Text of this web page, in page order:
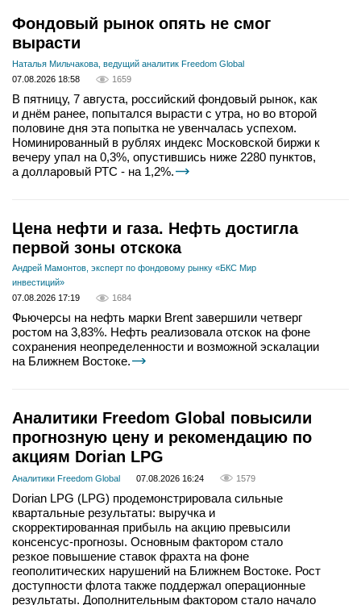
Фондовый рынок опять не смог
вырасти
Наталья Мильчакова, ведущий аналитик Freedom Global
07.08.2026 18:58
1659
В пятницу, 7 августа, российский фондовый рынок, как
и днём ранее, попытался вырасти с утра, но во второй
половине дня эта попытка не увенчалась успехом.
Номинированный в рублях индекс Московской биржи к
вечеру упал на 0,3%, опустившись ниже 2280 пунктов,
а долларовый РТС - на 1,2%.
Цена нефти и газа. Нефть достигла
первой зоны отскока
Андрей Мамонтов, эксперт по фондовому рынку «БКС Мир
инвестиций»
07.08.2026 17:19
1684
Фьючерсы на нефть марки Brent завершили четверг
ростом на 3,83%. Нефть реализовала отскок на фоне
сохранения неопределенности и возможной эскалации
на Ближнем Востоке.
Аналитики Freedom Global повысили
прогнозную цену и рекомендацию по
акциям Dorian LPG
Аналитики Freedom Global 07.08.2026 16:24 1579
Dorian LPG (LPG) продемонстрировала сильные
квартальные результаты: выручка и
скорректированная прибыль на акцию превысили
консенсус-прогнозы. Основным фактором стало
резкое повышение ставок фрахта на фоне
геополитических нарушений на Ближнем Востоке. Рост
доступности флота также поддержал операционные
результаты. Дополнительным фактором стало начало